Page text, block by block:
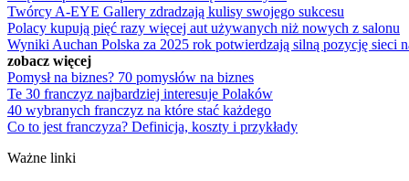
Twórcy A-EYE Gallery zdradzają kulisy swojego sukcesu
Polacy kupują pięć razy więcej aut używanych niż nowych z salonu
Wyniki Auchan Polska za 2025 rok potwierdzają silną pozycję sieci
zobacz więcej
Pomysł na biznes? 70 pomysłów na biznes
Te 30 franczyz najbardziej interesuje Polaków
40 wybranych franczyz na które stać każdego
Co to jest franczyza? Definicja, koszty i przykłady
Ważne linki